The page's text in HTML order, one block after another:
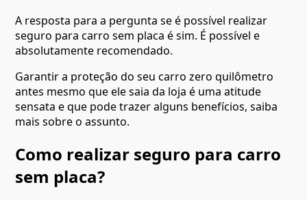
A resposta para a pergunta se é possível realizar
seguro para carro sem placa é sim. É possível e
absolutamente recomendado.
Garantir a proteção do seu carro zero quilômetro
antes mesmo que ele saia da loja é uma atitude
sensata e que pode trazer alguns benefícios, saiba
mais sobre o assunto.
Como realizar seguro para carro
sem placa?